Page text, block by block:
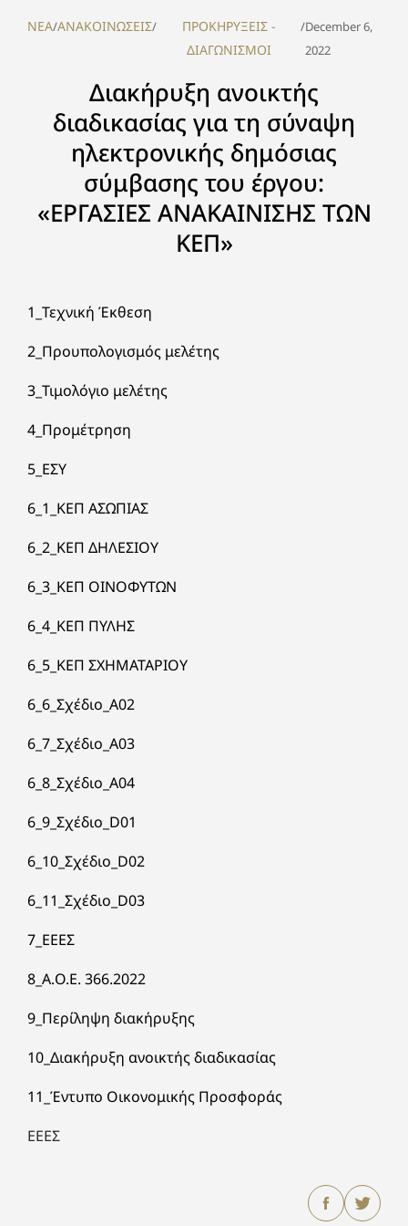
NEA/ΑΝΑΚΟΙΝΩΣΕΙΣ/
ΠΡΟΚΗΡΥΞΕΙΣ -
ΔΙΑΓΩΝΙΣΜΟΙ
/December 6,
2022
Διακήρυξη ανοικτής
διαδικασίας για τη σύναψη
ηλεκτρονικής δημόσιας
σύμβασης του έργου:
«ΕΡΓΑΣΙΕΣ ΑΝΑΚΑΙΝΙΣΗΣ ΤΩΝ
ΚΕΠ»
1_Τεχνική Έκθεση
2_Προυπολογισμός μελέτης
3_Τιμολόγιο μελέτης
4_Προμέτρηση
5_ΕΣΥ
6_1_ΚΕΠ ΑΣΩΠΙΑΣ
6_2_ΚΕΠ ΔΗΛΕΣΙΟΥ
6_3_ΚΕΠ ΟΙΝΟΦΥΤΩΝ
6_4_ΚΕΠ ΠΥΛΗΣ
6_5_ΚΕΠ ΣΧΗΜΑΤΑΡΙΟΥ
6_6_Σχέδιο_A02
6_7_Σχέδιο_A03
6_8_Σχέδιο_A04
6_9_Σχέδιο_D01
6_10_Σχέδιο_D02
6_11_Σχέδιο_D03
7_ΕΕΕΣ
8_Α.O.Ε. 366.2022
9_Περίληψη διακήρυξης
10_Διακήρυξη ανοικτής διαδικασίας
11_Έντυπο Οικονομικής Προσφοράς
EEEΣ